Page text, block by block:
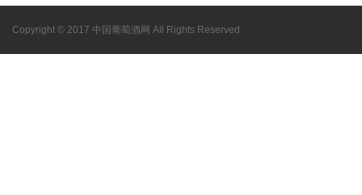
Copyright © 2017 中国葡萄酒网 All Rights Reserved